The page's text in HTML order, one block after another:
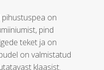
on
pind
teket ja on
on valmistatud
klaasist.